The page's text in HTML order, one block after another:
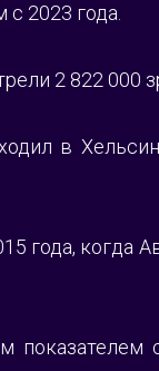
2023 года.
2 822 000
в
года, когда